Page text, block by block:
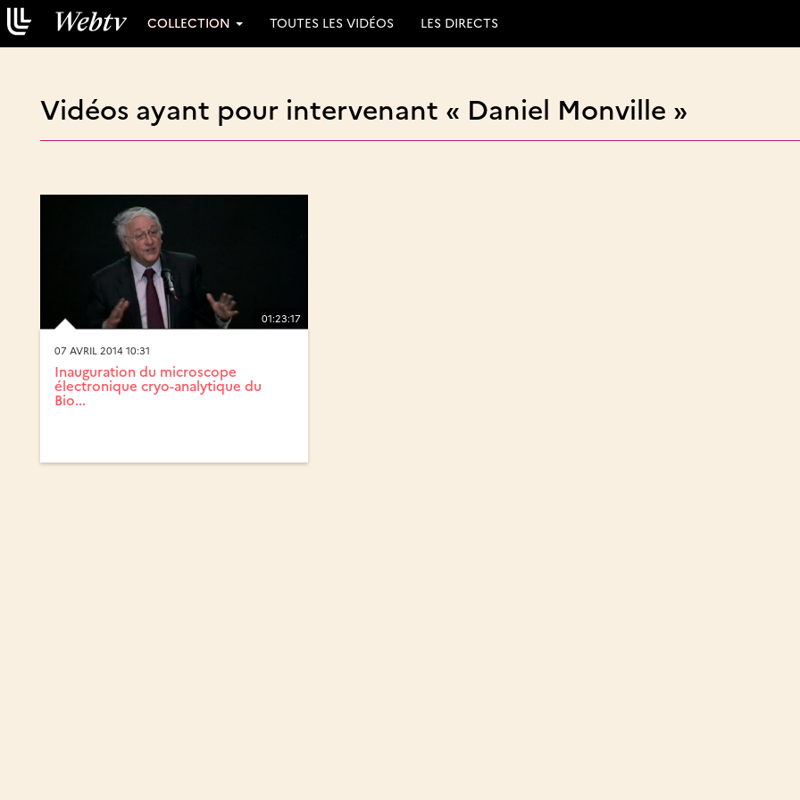
COLLECTION TOUTES LES VIDÉOS LES DIRECTS
Vidéos ayant pour intervenant « Daniel Monville »
01:23:17
07 AVRIL 2014 10:31
Inauguration du microscope
électronique cryo-analytique du
Bio...